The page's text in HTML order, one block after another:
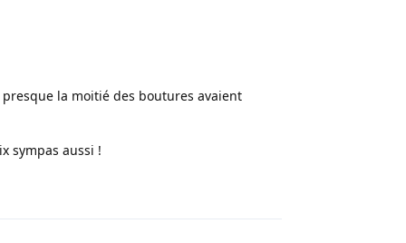
la moitié des boutures avaient
sympas aussi !